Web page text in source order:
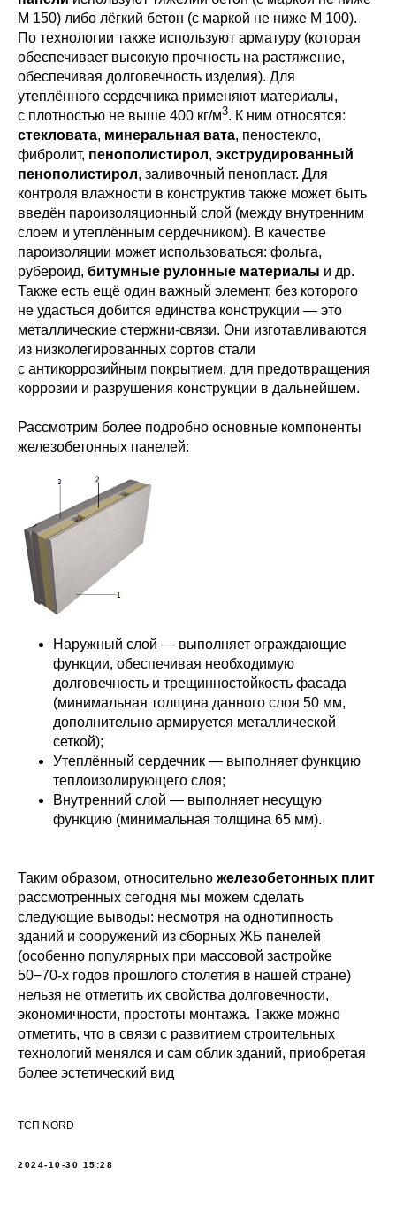
М 150) либо лёгкий бетон (с маркой не ниже М 100).
По технологии также используют арматуру (которая
обеспечивает высокую прочность на растяжение,
обеспечивая долговечность изделия). Для
утеплённого сердечника применяют материалы,
с плотностью не выше 400 кг/м3. К ним относятся:
стекловата, минеральная вата, пеностекло,
фибролит, пенополистирол, экструдированный
пенополистирол, заливочный пенопласт. Для
контроля влажности в конструктив также может быть
введён пароизоляционный слой (между внутренним
слоем и утеплённым сердечником). В качестве
пароизоляции может использоваться: фольга,
рубероид, битумные рулонные материалы и др.
Также есть ещё один важный элемент, без которого
не удасться добится единства конструкции — это
металлические стержни-связи. Они изготавливаются
из низколегированных сортов стали
с антикоррозийным покрытием, для предотвращения
коррозии и разрушения конструкции в дальнейшем.
Рассмотрим более подробно основные компоненты
железобетонных панелей:
Наружный слой — выполняет ограждающие
функции, обеспечивая необходимую
долговечность и трещинностойкость фасада
(минимальная толщина данного слоя 50 мм,
дополнительно армируется металлической
сеткой);
Утеплённый сердечник — выполняет функцию
теплоизолирующего слоя;
Внутренний слой — выполняет несущую
функцию (минимальная толщина 65 мм).
Таким образом, относительно железобетонных плит
рассмотренных сегодня мы можем сделать
следующие выводы: несмотря на однотипность
зданий и сооружений из сборных ЖБ панелей
(особенно популярных при массовой застройке
50−70-х годов прошлого столетия в нашей стране)
нельзя не отметить их свойства долговечности,
экономичности, простоты монтажа. Также можно
отметить, что в связи с развитием строительных
технологий менялся и сам облик зданий, приобретая
более эстетический вид
ТСП NORD
2024-10-30 15:28